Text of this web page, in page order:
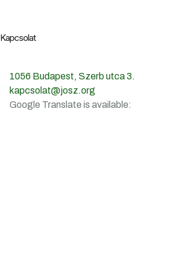
Kapcsolat
1056 Budapest, Szerb utca 3.
kapcsolat@josz.org
Google Translate is available: